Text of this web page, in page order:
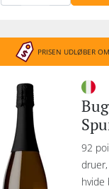
PRISEN UDLØBER
92
hvide